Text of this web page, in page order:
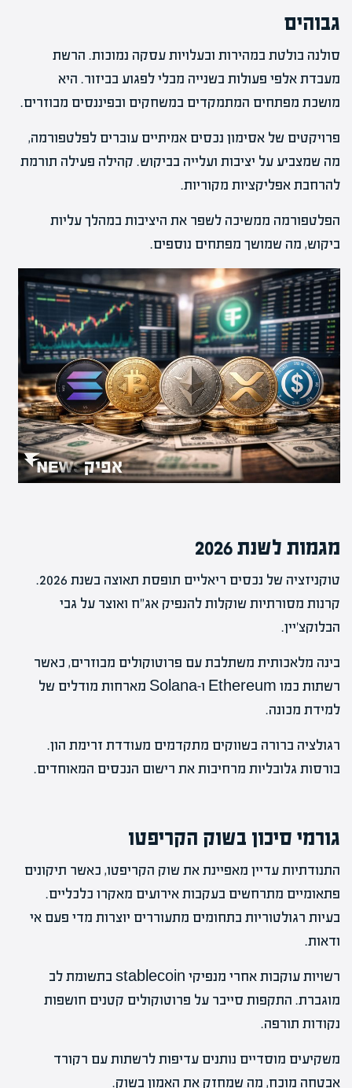
גבוהים
סולנה בולטת במהירות ובעלויות עסקה נמוכות. הרשת
מעבדת אלפי פעולות בשנייה מבלי לפגוע בביזור. היא
מושכת מפתחים המתמקדים במשחקים ובפיננסים מבוזרים.
פרויקטים של אסימון נכסים אמיתיים עוברים לפלטפורמה,
מה שמצביע על יציבות ועלייה בביקוש. קהילה פעילה תורמת
להרחבת אפליקציות מקוריות.
הפלטפורמה ממשיכה לשפר את היציבות במהלך עליות
ביקוש, מה שמושך מפתחים נוספים.
מגמות לשנת 2026
טוקניזציה של נכסים ריאליים תופסת תאוצה בשנת 2026.
קרנות מסורתיות שוקלות להנפיק אג”ח ואוצר על גבי
הבלוקצ’יין.
בינה מלאכותית משתלבת עם פרוטוקולים מבוזרים, כאשר
רשתות כמו Ethereum ו-Solana מארחות מודלים של
למידת מכונה.
רגולציה ברורה בשווקים מתקדמים מעודדת זרימת הון.
בורסות גלובליות מרחיבות את רישום הנכסים המאוחדים.
גורמי סיכון בשוק הקריפטו
התנודתיות עדיין מאפיינת את שוק הקריפטו, כאשר תיקונים
פתאומיים מתרחשים בעקבות אירועים מאקרו כלכליים.
בעיות רגולטוריות בתחומים מתעוררים יוצרות מדי פעם אי
ודאות.
רשויות עוקבות אחרי מנפיקי stablecoin בתשומת לב
מוגברת. התקפות סייבר על פרוטוקולים קטנים חושפות
נקודות תורפה.
משקיעים מוסדיים נותנים עדיפות לרשתות עם רקורד
אבטחה מוכח, מה שמחזק את האמון בשוק.